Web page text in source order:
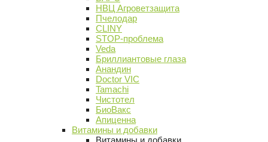
НВЦ Агроветзащита
Пчелодар
CLINY
STOP-проблема
Veda
Бриллиантовые глаза
Анандин
Doctor VIC
Tamachi
Чистотел
БиоВакс
Апиценна
Витамины и добавки
Витамины и добавки